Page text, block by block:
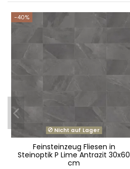
-40%
Nicht auf Lager
Feinsteinzeug Fliesen in
Steinoptik P Lime Antrazit 30x60
cm